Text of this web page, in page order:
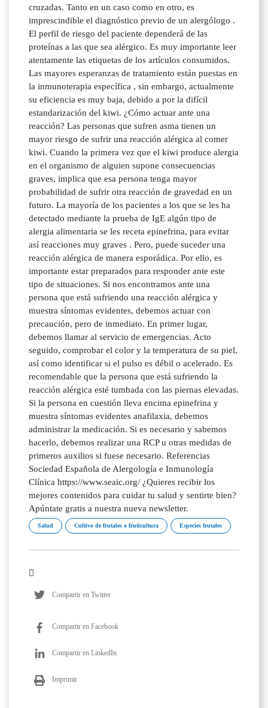
cruzadas. Tanto en un caso como en otro, es
imprescindible el diagnóstico previo de un alergólogo .
El perfil de riesgo del paciente dependerá de las
proteínas a las que sea alérgico. Es muy importante leer
atentamente las etiquetas de los artículos consumidos.
Las mayores esperanzas de tratamiento están puestas en
la inmunoterapia específica , sin embargo, actualmente
su eficiencia es muy baja, debido a por la difícil
estandarización del kiwi. ¿Cómo actuar ante una
reacción? Las personas que sufren asma tienen un
mayor riesgo de sufrir una reacción alérgica al comer
kiwi. Cuando la primera vez que el kiwi produce alergia
en el organismo de alguien supone consecuencias
graves, implica que esa persona tenga mayor
probabilidad de sufrir otra reacción de gravedad en un
futuro. La mayoría de los pacientes a los que se les ha
detectado mediante la prueba de IgE algún tipo de
alergia alimentaria se les receta epinefrina, para evitar
así reacciones muy graves . Pero, puede suceder una
reacción alérgica de manera esporádica. Por ello, es
importante estar preparados para responder ante este
tipo de situaciones. Si nos encontramos ante una
persona que está sufriendo una reacción alérgica y
muestra síntomas evidentes, debemos actuar con
precaución, pero de inmediato. En primer lugar,
debemos llamar al servicio de emergencias. Acto
seguido, comprobar el color y la temperatura de su piel,
así como identificar si el pulso es débil o acelerado. Es
recomendable que la persona que está sufriendo la
reacción alérgica esté tumbada con las piernas elevadas.
Si la persona en cuestión lleva encima epinefrina y
muestra síntomas evidentes anafilaxia, debemos
administrar la medicación. Si es necesario y sabemos
hacerlo, debemos realizar una RCP u otras medidas de
primeros auxilios si fuese necesario. Referencias
Sociedad Española de Alergología e Inmunología
Clínica https://www.seaic.org/ ¿Quieres recibir los
mejores contenidos para cuidar tu salud y sentirte bien?
Apúntate gratis a nuestra nueva newsletter.
Salud Cultivo de frutales o fruticultura Especies frutales
Compartir en Twitter
Compartir en Facebook
Compartir en LinkedIn
Imprimir